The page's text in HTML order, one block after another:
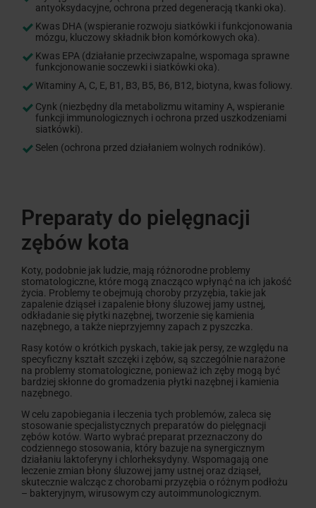
antyoksydacyjne, ochrona przed degeneracją tkanki oka).
Kwas DHA (wspieranie rozwoju siatkówki i funkcjonowania
mózgu, kluczowy składnik błon komórkowych oka).
Kwas EPA (działanie przeciwzapalne, wspomaga sprawne
funkcjonowanie soczewki i siatkówki oka).
Witaminy A, C, E, B1, B3, B5, B6, B12, biotyna, kwas foliowy.
Cynk (niezbędny dla metabolizmu witaminy A, wspieranie
funkcji immunologicznych i ochrona przed uszkodzeniami
siatkówki).
Selen (ochrona przed działaniem wolnych rodników).
Preparaty do pielęgnacji
zębów kota
Koty, podobnie jak ludzie, mają różnorodne problemy
stomatologiczne, które mogą znacząco wpłynąć na ich jakość
życia. Problemy te obejmują choroby przyzębia, takie jak
zapalenie dziąseł i zapalenie błony śluzowej jamy ustnej,
odkładanie się płytki nazębnej, tworzenie się kamienia
nazębnego, a także nieprzyjemny zapach z pyszczka.
Rasy kotów o krótkich pyskach, takie jak persy, ze względu na
specyficzny kształt szczęki i zębów, są szczególnie narażone
na problemy stomatologiczne, ponieważ ich zęby mogą być
bardziej skłonne do gromadzenia płytki nazębnej i kamienia
nazębnego.
W celu zapobiegania i leczenia tych problemów, zaleca się
stosowanie specjalistycznych preparatów do pielęgnacji
zębów kotów. Warto wybrać preparat przeznaczony do
codziennego stosowania, który bazuje na synergicznym
działaniu laktoferyny i chlorheksydyny. Wspomagają one
leczenie zmian błony śluzowej jamy ustnej oraz dziąseł,
skutecznie walcząc z chorobami przyzębia o różnym podłożu
– bakteryjnym, wirusowym czy autoimmunologicznym.